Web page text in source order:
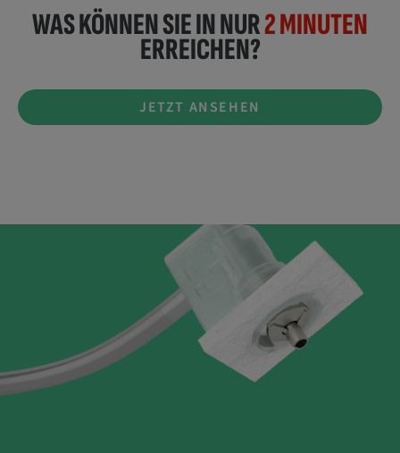
WAS KÖNNEN SIE IN NUR2 MINUTEN
ERREICHEN?
JETZT ANSEHEN